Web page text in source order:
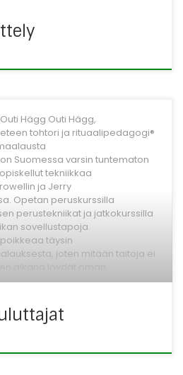
Hägg Outi Hägg,
tohtori ja rituaalipedagogi®
Suomessa varsin tuntematon
tekniikkaa
ja Jerry
Opetan peruskurssilla
perustekniikat ja jatkokurssilla
sovellustapoja.
täysin
joten mitään taitoja ei
ja monia […]